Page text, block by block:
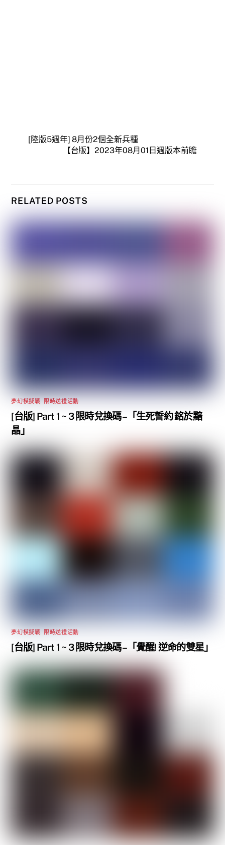
[陸版5週年] 8月份2個全新兵種
【台版】2023年08月01日週版本前瞻
RELATED POSTS
夢幻模擬戰 限時送禮活動
[台版] Part 1 ~ 3 限時兌換碼 –「生死誓約 銘於黯
晶」
夢幻模擬戰 限時送禮活動
[台版] Part 1 ~ 3 限時兌換碼 –「覺醒! 逆命的雙星」